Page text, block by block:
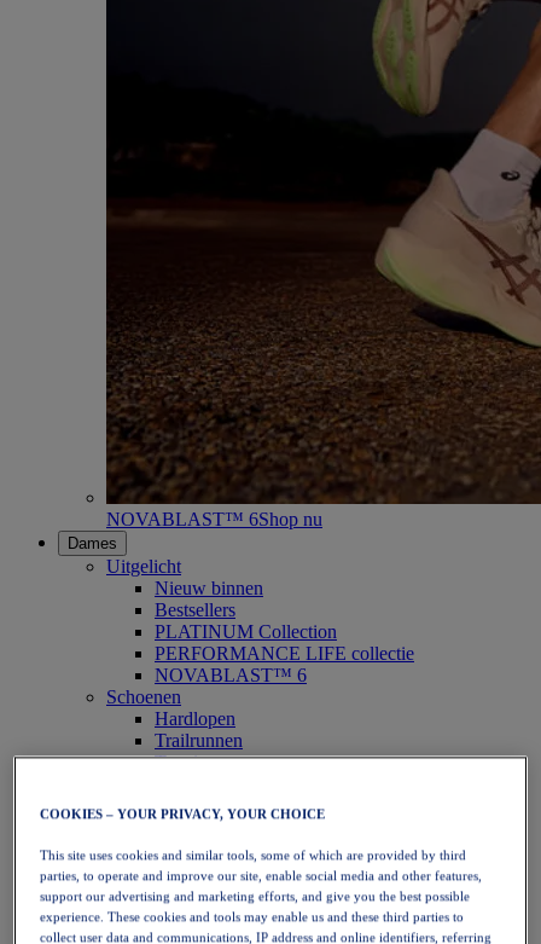
NOVABLAST™ 6Shop nu
Dames
Uitgelicht
Nieuw binnen
Bestsellers
PLATINUM Collection
PERFORMANCE LIFE collectie
NOVABLAST™ 6
Schoenen
Hardlopen
Trailrunnen
Tennis
Handbal
Netbal
SportStyle
Bovenkleding
Sport-bh's
Tanktops
COOKIES – YOUR PRIVACY, YOUR CHOICE
This site uses cookies and similar tools, some of which are provided by third
parties, to operate and improve our site, enable social media and other features,
support our advertising and marketing efforts, and give you the best possible
experience. These cookies and tools may enable us and these third parties to
collect user data and communications, IP address and online identifiers, referring